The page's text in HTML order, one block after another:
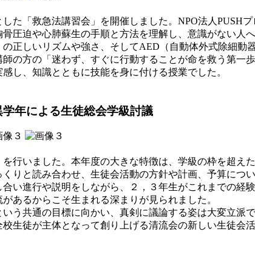
た「救急法講習会」を開催しました。NPO法人PUSH
圧迫や心肺蘇生の手順と方法を理解し、意識がない人
正しいリズムや強さ、そしてAED（自動体外式除細動
の方の「迷わず、すぐに行動することが命を救う第一
し、知識とともに技能を身に付ける授業でした。
年による生徒総会学級討議
行いました。本年度の大きな特徴は、学級の枠を超え
りと読み合わせ、生徒会活動の方針や計画、予算につ
い進行や説明をしながら、２，３年生がこれまでの経
あるからこそ生まれる深まりが見られました。
う共通の目標に向かい、真剣に議論する姿は大変立派
生徒が主体となって創り上げる清流会の新しい生徒会